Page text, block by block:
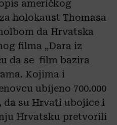
američkog
holokaust Thomasa
da Hrvatska
filma „Dara iz
da se film bazira
Kojima i
ubijeno 700.000
da su Hrvati ubojice i
Hrvatsku pretvorili